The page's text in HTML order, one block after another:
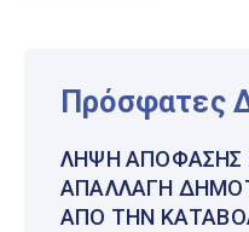
Πρόσφατες
ΛΉΨΗ ΑΠΌΦΑΣΗΣ
ΑΠΑΛΛΑΓΉ
ΑΠΌ ΤΗΝ